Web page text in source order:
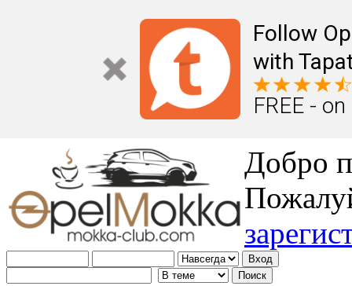
Follow
with
FREE -
Добро